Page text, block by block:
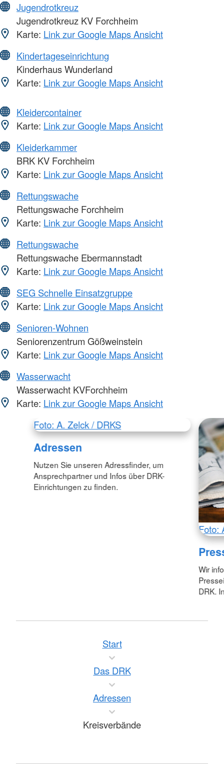
Jugendrotkreuz
Jugendrotkreuz KV Forchheim
Karte: Link zur Google Maps Ansicht
Kindertageseinrichtung
Kinderhaus Wunderland
Karte: Link zur Google Maps Ansicht
Kleidercontainer
Karte: Link zur Google Maps Ansicht
Kleiderkammer
BRK KV Forchheim
Karte: Link zur Google Maps Ansicht
Rettungswache
Rettungswache Forchheim
Karte: Link zur Google Maps Ansicht
Rettungswache
Rettungswache Ebermannstadt
Karte: Link zur Google Maps Ansicht
SEG Schnelle Einsatzgruppe
Karte: Link zur Google Maps Ansicht
Senioren-Wohnen
Seniorenzentrum Gößweinstein
Karte: Link zur Google Maps Ansicht
Wasserwacht
Wasserwacht KVForchheim
Karte: Link zur Google Maps Ansicht
Foto: A. Zelck / DRKS
Adressen
Nutzen Sie unseren Adressfinder, um
Ansprechpartner und Infos über DRK-
Einrichtungen zu finden.
Foto:
Wir
DRK.
Start
Das DRK
Adressen
Kreisverbände